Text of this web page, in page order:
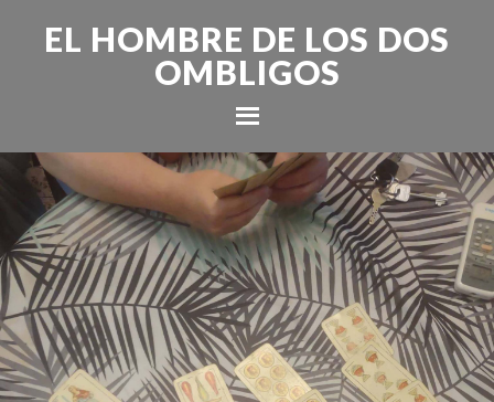
EL HOMBRE DE LOS DOS
OMBLIGOS